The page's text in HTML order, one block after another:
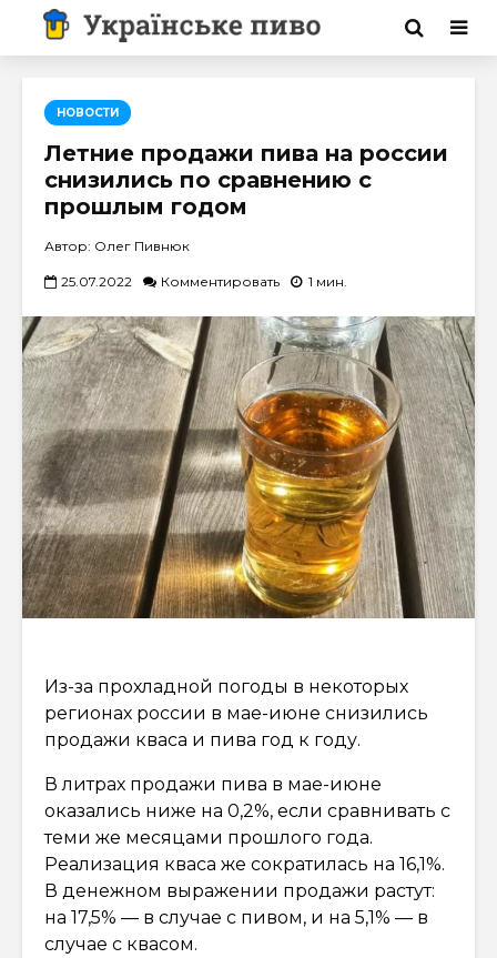
НОВОСТИ
Летние продажи пива на россии
снизились по сравнению с
прошлым годом
Автор: Олег Пивнюк
25.07.2022 Комментировать 1 мин.
Из-за прохладной погоды в некоторых
регионах россии в мае-июне снизились
продажи кваса и пива год к году.
В литрах продажи пива в мае-июне
оказались ниже на 0,2%, если сравнивать с
теми же месяцами прошлого года.
Реализация кваса же сократилась на 16,1%.
В денежном выражении продажи растут:
на 17,5% — в случае с пивом, и на 5,1% — в
случае с квасом.